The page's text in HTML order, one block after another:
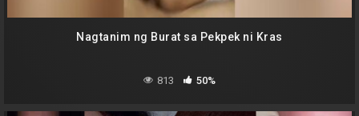
Nagtanim ng Burat sa Pekpek ni Kras
813 50%